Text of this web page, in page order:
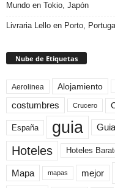
Mundo en Tokio, Japón
Livraria Lello en Porto,
Nube de Etiquetas
Aerolinea Alojamiento
costumbres Crucero
España guia
Hoteles Hoteles
Mapa mapas mejor